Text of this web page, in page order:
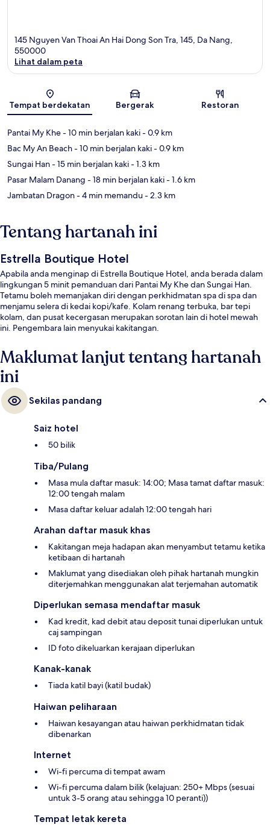
145 Nguyen Van Thoai An Hai Dong Son Tra, 145, Da Nang,
550000
Lihat dalam peta
Tempat berdekatan Bergerak Restoran
Pantai My Khe- 10 min berjalan kaki- 0.9 km
Bac My An Beach- 10 min berjalan kaki- 0.9 km
Sungai Han- 15 min berjalan kaki- 1.3 km
Pasar Malam Danang - 18 min berjalan kaki- 1.6 km
Jambatan Dragon- 4 min memandu- 2.3 km
Tentang hartanah ini
Estrella Boutique Hotel
Apabila anda menginap di Estrella Boutique Hotel, anda berada dalam
lingkungan 5 minit pemanduan dari Pantai My Khe dan Sungai Han.
Tetamu boleh memanjakan diri dengan perkhidmatan spa di spa dan
menjamu selera di kedai kopi/kafe. Kolam renang terbuka, bar tepi
kolam, dan pusat kecergasan merupakan sorotan lain di hotel mewah
ini. Pengembara lain menyukai kakitangan.
Maklumat lanjut tentang hartanah
ini
Sekilas pandang
Saiz hotel
50 bilik
Tiba/Pulang
Masa mula daftar masuk: 14:00; Masa tamat daftar masuk:
12:00 tengah malam
Masa daftar keluar adalah 12:00 tengah hari
Arahan daftar masuk khas
Kakitangan meja hadapan akan menyambut tetamu ketika
ketibaan di hartanah
Maklumat yang disediakan oleh pihak hartanah mungkin
diterjemahkan menggunakan alat terjemahan automatik
Diperlukan semasa mendaftar masuk
Kad kredit, kad debit atau deposit tunai diperlukan untuk
caj sampingan
ID foto dikeluarkan kerajaan diperlukan
Kanak-kanak
Tiada katil bayi (katil budak)
Haiwan peliharaan
Haiwan kesayangan atau haiwan perkhidmatan tidak
dibenarkan
Internet
Wi-fi percuma di tempat awam
Wi-fi percuma dalam bilik (kelajuan: 250+ Mbps (sesuai
untuk 3-5 orang atau sehingga 10 peranti))
Tempat letak kereta